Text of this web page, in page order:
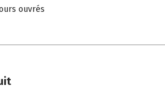
ouvrés